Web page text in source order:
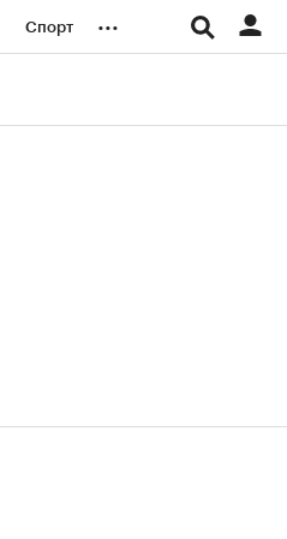
Спорт ...